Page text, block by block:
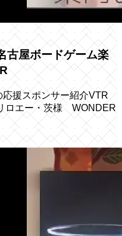
古屋ボードゲーム楽
援スポンサー紹介VTR
ロエー・茨様 WONDER